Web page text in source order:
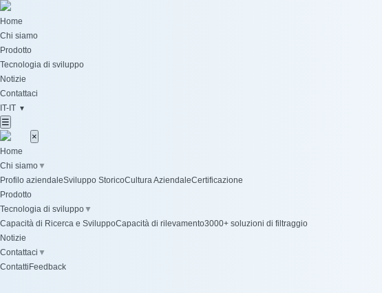
Home
Chi siamo
Prodotto
Tecnologia di sviluppo
Notizie
Contattaci
IT-IT ▼
☰
×
Home
Chi siamo▼
Profilo aziendaleSviluppo StoricoCultura AziendaleCertificazione
Prodotto
Tecnologia di sviluppo▼
Capacità di Ricerca e SviluppoCapacità di rilevamento3000+ soluzioni di filtraggio
Notizie
Contattaci ▼
Contatti Feedback